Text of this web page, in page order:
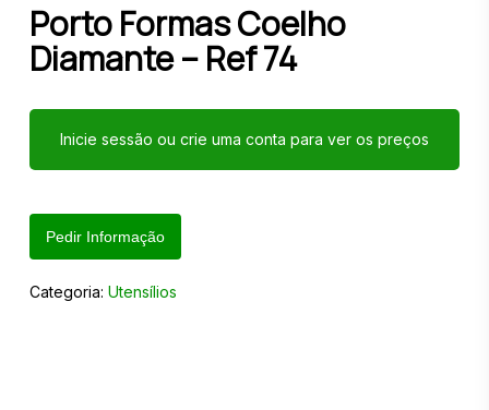
Porto Formas Coelho
Diamante – Ref 74
Inicie sessão ou crie uma conta para ver os preços
Pedir Informação
Categoria: Utensílios